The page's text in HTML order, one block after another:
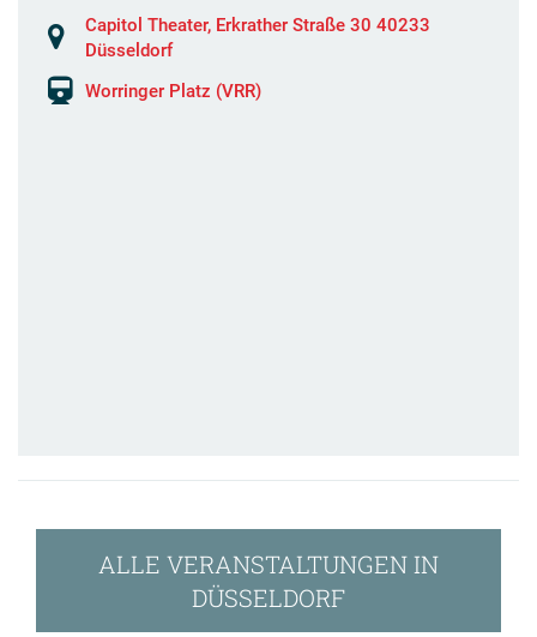
Capitol Theater, Erkrather Straße 30 40233
Düsseldorf
Worringer Platz (VRR)
ALLE VERANSTALTUNGEN IN
DÜSSELDORF